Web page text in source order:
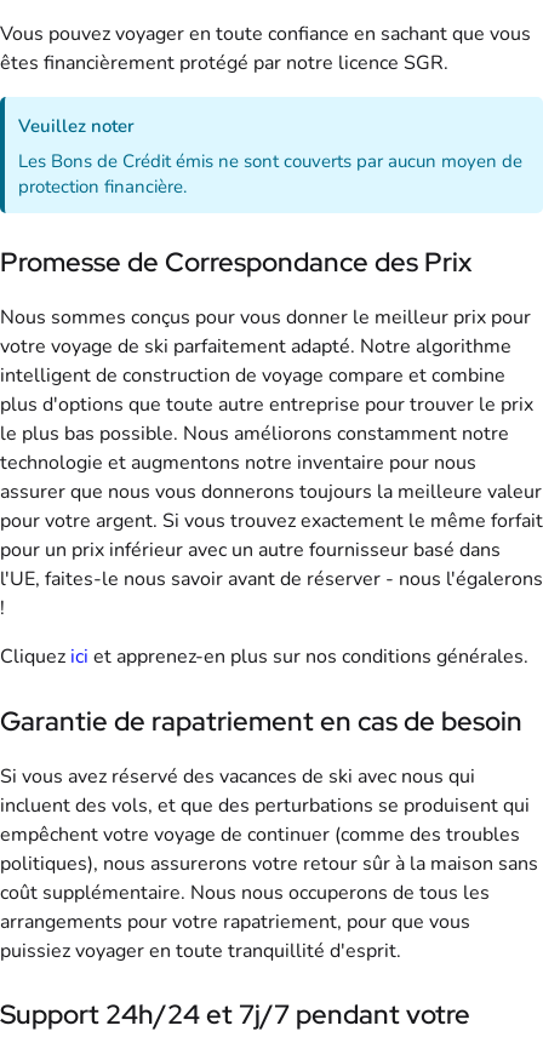
Vous pouvez voyager en toute confiance en sachant que vous
êtes financièrement protégé par notre licence SGR.
Veuillez noter
Les Bons de Crédit émis ne sont couverts par aucun moyen de
protection financière.
Promesse de Correspondance des Prix
Nous sommes conçus pour vous donner le meilleur prix pour
votre voyage de ski parfaitement adapté. Notre algorithme
intelligent de construction de voyage compare et combine
plus d'options que toute autre entreprise pour trouver le prix
le plus bas possible. Nous améliorons constamment notre
technologie et augmentons notre inventaire pour nous
assurer que nous vous donnerons toujours la meilleure valeur
pour votre argent. Si vous trouvez exactement le même forfait
pour un prix inférieur avec un autre fournisseur basé dans
l'UE, faites-le nous savoir avant de réserver - nous l'égalerons
!
Cliquez ici et apprenez-en plus sur nos conditions générales.
Garantie de rapatriement en cas de besoin
Si vous avez réservé des vacances de ski avec nous qui
incluent des vols, et que des perturbations se produisent qui
empêchent votre voyage de continuer (comme des troubles
politiques), nous assurerons votre retour sûr à la maison sans
coût supplémentaire. Nous nous occuperons de tous les
arrangements pour votre rapatriement, pour que vous
puissiez voyager en toute tranquillité d'esprit.
Support 24h/24 et 7j/7 pendant votre